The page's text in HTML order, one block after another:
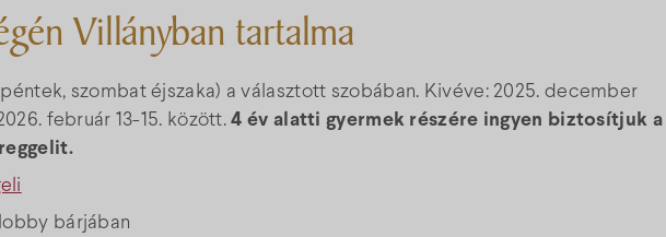
Villányban tartalma
szombat éjszaka) a választott szobában. Kivéve: 2025. december
február 13-15. között.4 év alatti gyermek részére ingyen biztosítjuk a
bárjában